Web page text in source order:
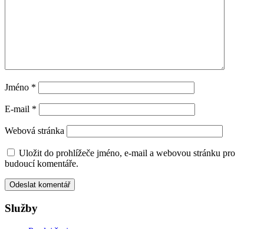
Jméno *
E-mail *
Webová stránka
Uložit do prohlížeče jméno, e-mail a webovou stránku pro
budoucí komentáře.
Služby